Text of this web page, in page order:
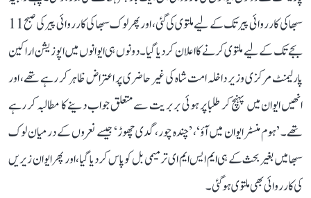
سبھا کی کارروائی پیر تک کے لیے ملتوی کی گئی، اور پھر لوک سبھا کی کارروائی پیر کی صبح 11
بجے تک کے لیے ملتوی کرنے کا اعلان کر دیا گیا۔ دونوں ہی ایوانوں میں اپوزیشن اراکین
پارلیمنٹ مرکزی وزیر داخلہ امت شاہ کی غیر حاضری پر اعتراض ظاہر کر رہے تھے، اور
انھیں ایوان میں پہنچ کر طلبا پر ہوئی بربریت سے متعلق جواب دینے کا مطالبہ کر رہے
تھے۔ ’ہوم منسٹر ایوان میں آؤ‘، ’چندہ چور، گدی چھوڑ‘ جیسے نعروں کے درمیان لوک
سبھا میں بغیر بحث کے ہی ایم ایس ایم ای ترمیمی بل کو پاس کر دیا گیا، اور پھر ایوان زیریں
کی کارروائی بھی ملتوی ہو گئی۔